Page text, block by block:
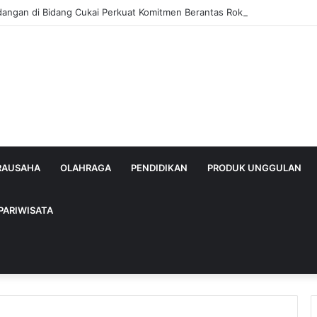
di Bidang Cukai Perkuat Komitmen Berantas Rokok Ilegal di
OLAHRAGA PENDIDIKAN PRODUK UNGGULAN